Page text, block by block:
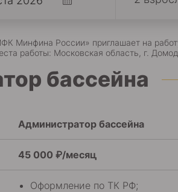
Минфина России» приглашает на
работы: Московская область, г.
бассейна
Администратор бассейна
45 000 ₽/месяц
Оформление по ТК РФ;